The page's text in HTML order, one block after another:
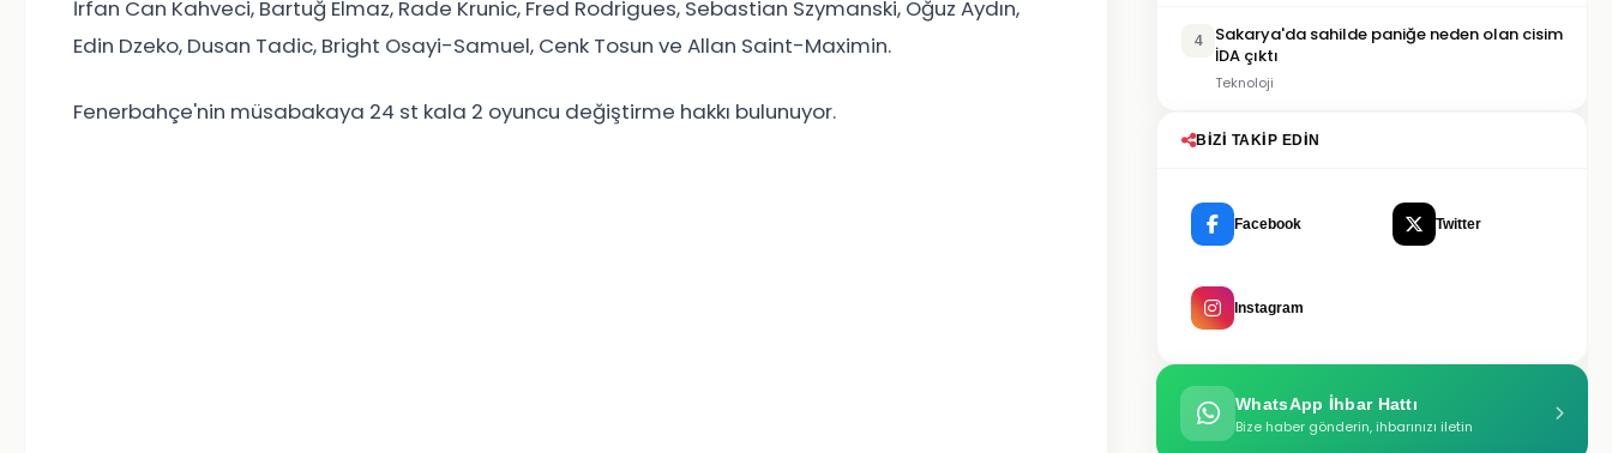
İrfan Can Kahveci, Bartuğ Elmaz, Rade Krunic, Fred Rodrigues, Sebastian Szymanski, Oğuz Aydın,
Edin Dzeko, Dusan Tadic, Bright Osayi-Samuel, Cenk Tosun ve Allan Saint-Maximin.
Fenerbahçe'nin müsabakaya 24 st kala 2 oyuncu değiştirme hakkı bulunuyor.
4
Sakarya'da sahilde paniğe neden olan cisim
İDA çıktı
Teknoloji
BIZI TAKIP EDIN
Facebook Twitter
Instagram
WhatsApp İhbar Hattı
Bize haber gönderin, ihbarınızı iletin